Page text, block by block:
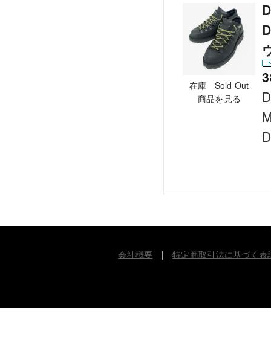
在庫 Sold Out
商品を見る
会社概要 |特定商取引法に基づく表